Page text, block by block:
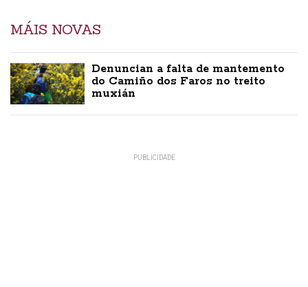
MÁIS NOVAS
Denuncian a falta de mantemento
do Camiño dos Faros no treito
muxián